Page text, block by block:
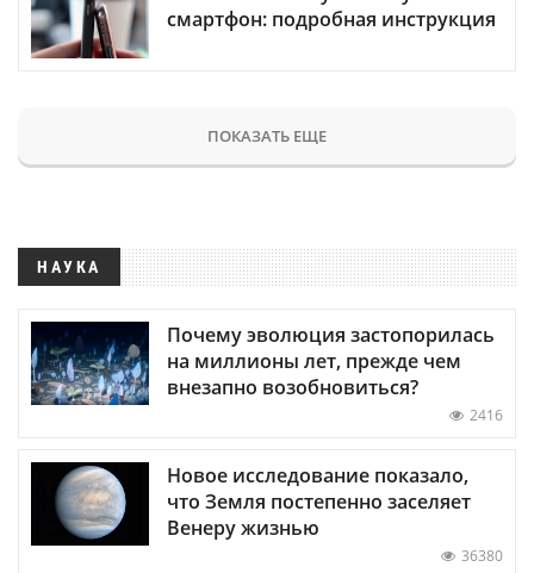
смартфон: подробная инструкция
ПОКАЗАТЬ ЕЩЕ
НАУКА
Почему эволюция застопорилась
на миллионы лет, прежде чем
внезапно возобновиться?
2416
Новое исследование показало,
что Земля постепенно заселяет
Венеру жизнью
36380